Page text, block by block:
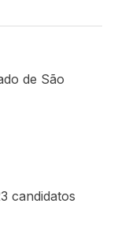
de São
candidatos